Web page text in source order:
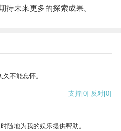
待未来更多的探索成果。
不能忘怀。
支持[0] 反对[0]
随地为我的娱乐提供帮助。